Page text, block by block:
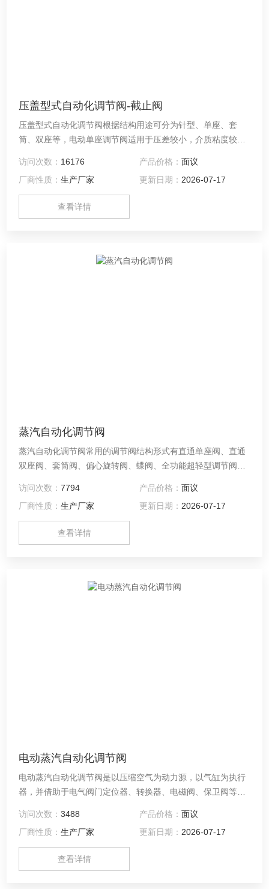
压盖型式自动化调节阀-截止阀
压盖型式自动化调节阀根据结构用途可分为针型、单座、套
筒、双座等，电动单座调节阀适用于压差较小，介质粘度较大
和非金属-金属密封两种，后者阀关闭时泄漏量可达VI级（零泄
漏）标准。
访问次数： 16176 产品价格： 面议
厂商性质：生产厂家 更新日期： 2026-07-17
查看详情
蒸汽自动化调节阀
蒸汽自动化调节阀常用的调节阀结构形式有直通单座阀、直通
双座阀、套筒阀、偏心旋转阀、蝶阀、全功能超轻型调节阀、
的特点，从调节性能、适用温度、适用口径、耐压、适用介质
条件、切断差压、泄流量、压力损失、重量、外观、成本等方
面对调节阀的结构形式。
访问次数：7794 产品价格： 面议
厂商性质：生产厂家 更新日期： 2026-07-17
查看详情
电动蒸汽自动化调节阀
电动蒸汽自动化调节阀是以压缩空气为动力源，以气缸为执行
器，并借助于电气阀门定位器、转换器、电磁阀、保卫阀等附
制系统的控制信号来完成调节管道介质的：流量、压力、温度
等各种工艺参数。气动调节阀的特点就是控制简单，反应快
速，且本质安全，不需另外再采取防爆措施。
访问次数：3488 产品价格： 面议
厂商性质：生产厂家 更新日期： 2026-07-17
查看详情